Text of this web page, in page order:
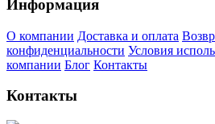
Информация
О компании Доставка и оплата
конфиденциальности Условия
компании Блог Контакты
Контакты